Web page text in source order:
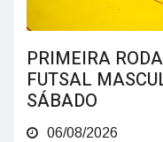
PRIMEIRA
FUTSAL
SÁBADO
06/08/2026